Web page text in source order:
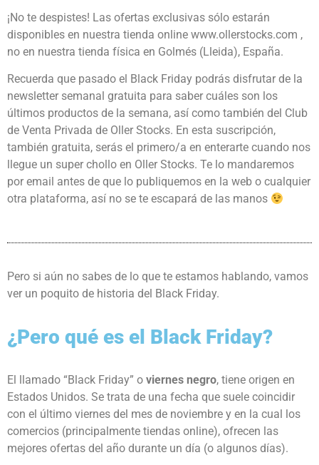
¡No te despistes! Las ofertas exclusivas sólo estarán
disponibles en nuestra tienda online www.ollerstocks.com ,
no en nuestra tienda física en Golmés (Lleida), España.
Recuerda que pasado el Black Friday podrás disfrutar de la
newsletter semanal gratuita para saber cuáles son los
últimos productos de la semana, así como también del Club
de Venta Privada de Oller Stocks. En esta suscripción,
también gratuita, serás el primero/a en enterarte cuando nos
llegue un super chollo en Oller Stocks. Te lo mandaremos
por email antes de que lo publiquemos en la web o cualquier
otra plataforma, así no se te escapará de las manos
Pero si aún no sabes de lo que te estamos hablando, vamos
ver un poquito de historia del Black Friday.
¿Pero qué es el Black Friday?
El llamado “Black Friday” o viernes negro, tiene origen en
Estados Unidos. Se trata de una fecha que suele coincidir
con el último viernes del mes de noviembre y en la cual los
comercios (principalmente tiendas online), ofrecen las
mejores ofertas del año durante un día (o algunos días).